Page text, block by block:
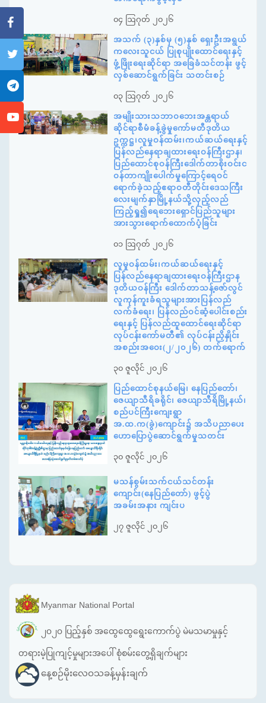
၀၄ ဩဂုတ် ၂၀၂၆
အသက် (၃)နှစ်မှ (၅)နှစ် ရှေးဦးအရွယ်
ကလေးသူငယ် ပြုစုပျိုးထောင်ရေးနှင့်
ဖွံ့ဖြိုးရေးဆိုင်ရာ အခြေခံသင်တန်း ဖွင့်
လှစ်ဆောင်ရွက်ခြင်း သတင်းစဉ်
၀၃ ဩဂုတ် ၂၀၂၆
အမျိုးသားသဘာဝဘေးအန္တရာယ်
ဆိုင်ရာစီမံခန့်ခွဲမှုကော်မတီဒုတိယ
ဥက္ကဋ္ဌ၊လူမှုဝန်ထမ်း၊ကယ်ဆယ်ရေးနှင့်
ပြန်လည်နေရာချထားရေးဝန်ကြီးဌာန၊
ပြည်ထောင်စုဝန်ကြီးဒေါက်တာစိုးဝင်းင
ဝန်တာကျိုးပေါက်မှုကြောင့်ရေဝင်
ရောက်ခဲ့သည့်ဧရာဝတီတိုင်းဒေသကြီး
လေးမျက်နှာမြို့နယ်သို့လှည့်လည်
ကြည့်ရှု၍ရေဘေးရှောင်ပြည်သူများ
အားသွားရောက်ထောက်ပံ့ခြင်း
၀၁ ဩဂုတ် ၂၀၂၆
လူမှုဝန်ထမ်း၊ကယ်ဆယ်ရေးနှင့်
ပြန်လည်နေရာချထားရေးဝန်ကြီးဌာန
ဒုတိယဝန်ကြီး ဒေါက်တာသန့်ဇော်လွင်
လူကုန်ကူးခံရသူများအားပြန်လည်
လက်ခံရေး၊ ပြန်လည်ဝင်ဆံ့ပေါင်းစည်း
ရေးနှင့် ပြန်လည်ထူထောင်ရေးဆိုင်ရာ
လုပ်ငန်းကော်မတီ၏ လုပ်ငန်းညှိနှိုင်း
အစည်းအဝေး(၂/၂၀၂၆) တက်ရောက်
၃၀ ဇူလိုင် ၂၀၂၆
ပြည်ထောင်စုနယ်မြေ၊ နေပြည်တော်၊
ဇေယျာသီရိခရိုင်၊ ဇေယျာသီရိမြို့နယ်၊
စည်ပင်ကြီးကျေးရွာ
အ.ထ.က(ခွဲ)ကျောင်း၌ အသိပညာပေး
ဟောပြောပွဲဆောင်ရွက်မှုသတင်း
၃၀ ဇူလိုင် ၂၀၂၆
မသန်စွမ်းသက်ငယ်သင်တန်း
ကျောင်း(နေပြည်တော်) ဖွင့်ပွဲ
အခမ်းအနား ကျင်းပ
၂၇ ဇူလိုင် ၂၀၂၆
Myanmar National Portal
၂၀၂၀ ပြည့်နှစ် အထွေထွေရွေးကောက်ပွဲ မဲမသမာမှုနှင့်
တရားမဲ့ပြုကျင့်မှုများအပေါ် စုံစမ်းတွေ့ရှိချက်များ
နေ့စဉ်မိုးလေဝသခန့်မှန်းချက်